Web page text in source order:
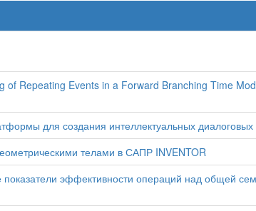
of Repeating Events in a Forward Branching Time
для создания интеллектуальных диалоговых
телами в САПР INVENTOR
показатели эффективности операций над общей